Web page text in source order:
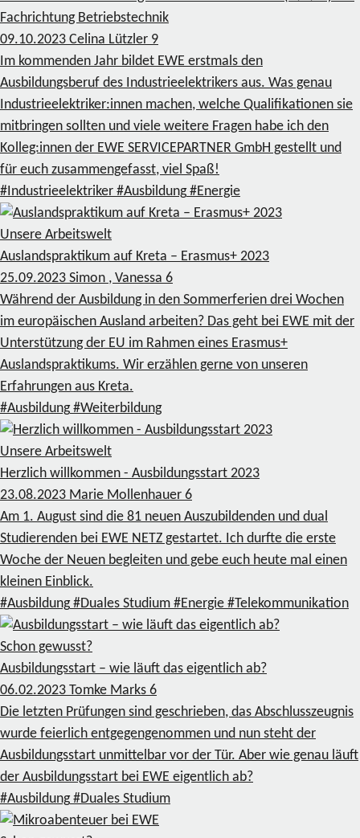
Fachrichtung Betriebstechnik
09.10.2023 Celina Lützler 9
Im kommenden Jahr bildet EWE erstmals den
Ausbildungsberuf des Industrieelektrikers aus. Was genau
Industrieelektriker:innen machen, welche Qualifikationen sie
mitbringen sollten und viele weitere Fragen habe ich den
Kolleg:innen der EWE SERVICEPARTNER GmbH gestellt und
für euch zusammengefasst, viel Spaß!
#Industrieelektriker #Ausbildung #Energie
Unsere Arbeitswelt
Auslandspraktikum auf Kreta – Erasmus+ 2023
25.09.2023 Simon , Vanessa 6
Während der Ausbildung in den Sommerferien drei Wochen
im europäischen Ausland arbeiten? Das geht bei EWE mit der
Unterstützung der EU im Rahmen eines Erasmus+
Auslandspraktikums. Wir erzählen gerne von unseren
Erfahrungen aus Kreta.
#Ausbildung #Weiterbildung
Unsere Arbeitswelt
Herzlich willkommen - Ausbildungsstart 2023
23.08.2023 Marie Mollenhauer 6
Am 1. August sind die 81 neuen Auszubildenden und dual
Studierenden bei EWE NETZ gestartet. Ich durfte die erste
Woche der Neuen begleiten und gebe euch heute mal einen
kleinen Einblick.
#Ausbildung #Duales Studium #Energie #Telekommunikation
Schon gewusst?
Ausbildungsstart – wie läuft das eigentlich ab?
06.02.2023 Tomke Marks 6
Die letzten Prüfungen sind geschrieben, das Abschlusszeugnis
wurde feierlich entgegengenommen und nun steht der
Ausbildungsstart unmittelbar vor der Tür. Aber wie genau läuft
der Ausbildungsstart bei EWE eigentlich ab?
#Ausbildung #Duales Studium